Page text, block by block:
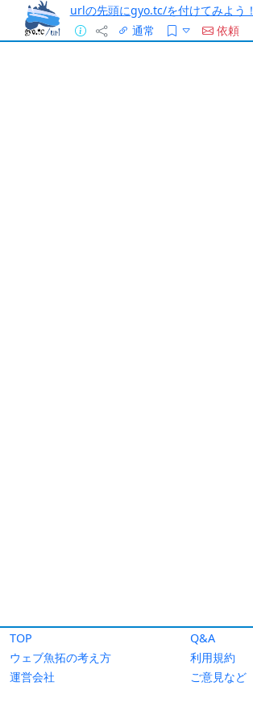
urlの先頭にgyo.tc/を付けてみよう！
通常
依頼
TOP
Q&A
ウェブ魚拓の考え方
利用規約
運営会社
ご意見など